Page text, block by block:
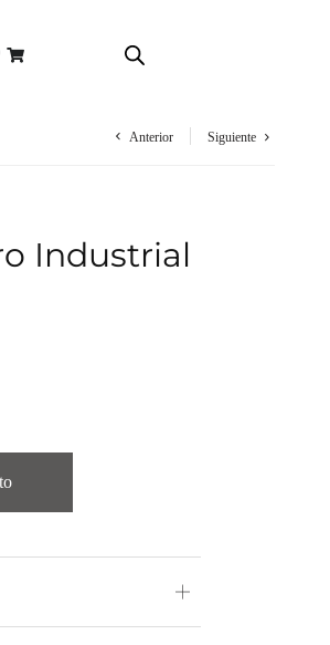
Anterior Siguiente
Industrial